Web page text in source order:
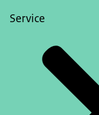
Service